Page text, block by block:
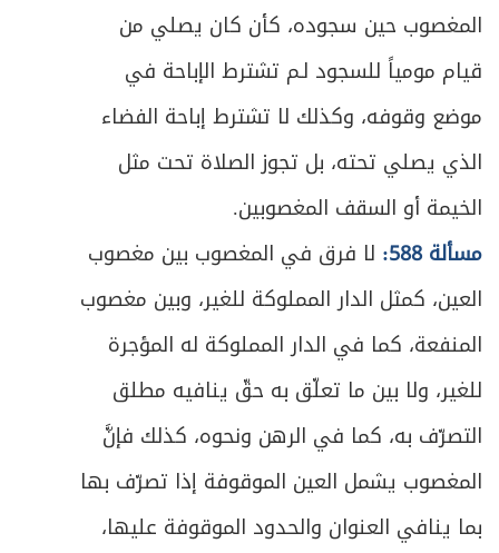
المغصوب حين سجوده، كأن كان يصلي من
قيام مومياً للسجود لـم تشترط الإباحة في
موضع وقوفه، وكذلك لا تشترط إباحة الفضاء
الذي يصلي تحته، بل تجوز الصلاة تحت مثل
الخيمة أو السقف المغصوبين.
مسألة 588:
لا فرق في المغصوب بين مغصوب
العين، كمثل الدار المملوكة للغير، وبين مغصوب
المنفعة، كما في الدار المملوكة له المؤجرة
للغير، ولا بين ما تعلّق به حقّ ينافيه مطلق
التصرّف به، كما في الرهن ونحوه، كذلك فإنَّ
المغصوب يشمل العين الموقوفة إذا تصرّف بها
بما ينافي العنوان والحدود الموقوفة عليها،
ص
355 المبحث الأول ـ في ما يتحقّق به السفر
ص 360 المبحث الثاني ـ في ما ينقطع به السفر
367 المبحث الثالث ـ من يستثنى من حكم القصر
ص
376 المبحث الرابع ـ مبدأ الشروع في القصر
378
المبحث الخامس ـ أحكام الخلل في صلاة
المسافر
ص
381 الفصل الخامس: في صلاة الجماعة
ص
384
المبحث الأول ـ في الصلوات التي يسوغ فيها
الاقتداء
386 المبحث الثاني ـ في كيفية الاقتداء